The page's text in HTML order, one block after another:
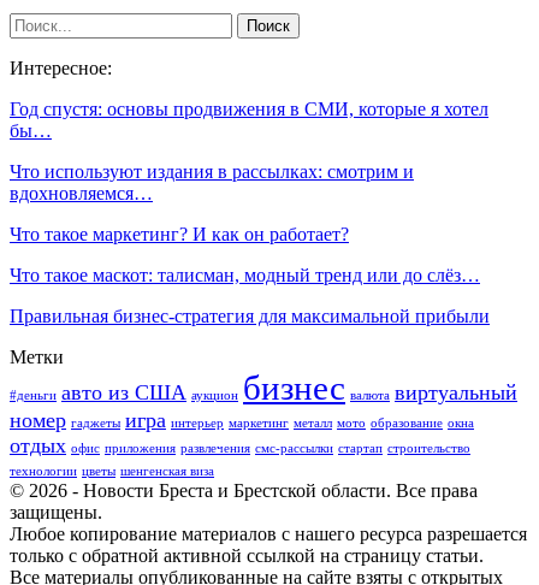
Интересное:
Год спустя: основы продвижения в СМИ, которые я хотел
бы…
Что используют издания в рассылках: смотрим и
вдохновляемся…
Что такое маркетинг? И как он работает?
Что такое маскот: талисман, модный тренд или до слёз…
Правильная бизнес-стратегия для максимальной прибыли
Метки
#деньги авто из США аукцион бизнес валюта виртуальный
номер гаджеты игра интерьер маркетинг металл мото образование окна
отдых офис приложения развлечения смс-рассылки стартап строительство
технологии цветы шенгенская виза
© 2026 - Новости Бреста и Брестской области. Все права
защищены.
Любое копирование материалов с нашего ресурса разрешается
только с обратной активной ссылкой на страницу статьи.
Все материалы опубликованные на сайте взяты с открытых